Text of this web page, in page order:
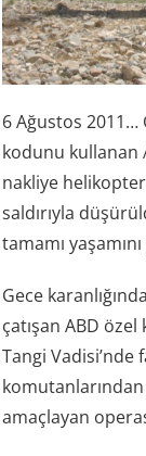
6 Ağustos 2011…
kodunu kullanan
nakliye
saldırıyla
tamamı
Gece
çatışan ABD
Tangi
amaçlayan